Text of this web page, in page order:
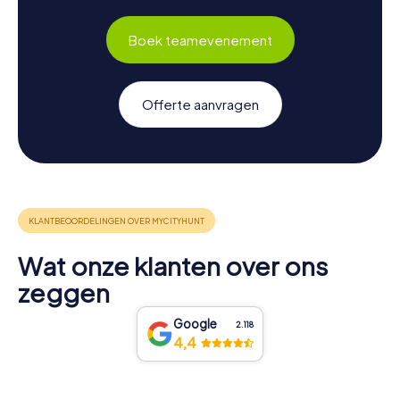
Boek teamevenement
Offerte aanvragen
Wat onze klanten over ons
zeggen
Google 2.118
4,4